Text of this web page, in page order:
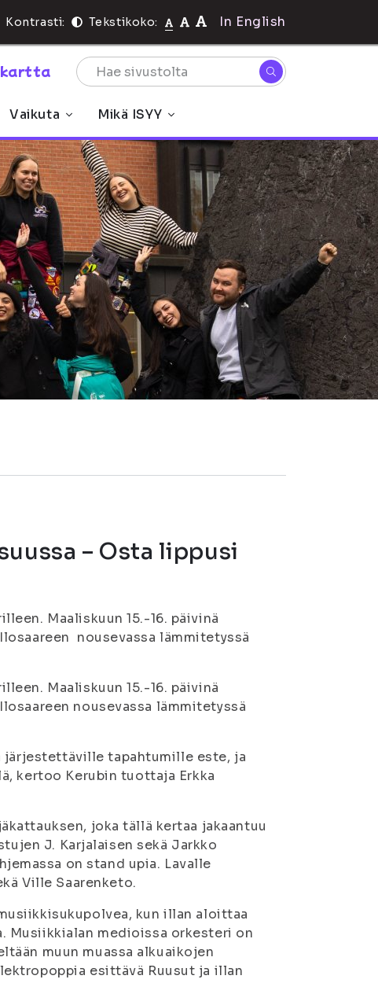
Kontrasti: Tekstikoko: In English
Vaikuta Mikä ISYY
– Osta lippusi
Maaliskuun 15.-16. päivinä
nousevassa lämmitetyssä
Maaliskuun 15.-16. päivinä
nousevassa lämmitetyssä
järjestettäville tapahtumille este, ja
kertoo Kerubin tuottaja Erkka
joka tällä kertaa jakaantuu
J. Karjalaisen sekä Jarkko
on stand upia. Lavalle
Ville Saarenketo.
kun illan aloittaa
Musiikkialan medioissa orkesteri on
muun muassa alkuaikojen
esittävä Ruusut ja illan